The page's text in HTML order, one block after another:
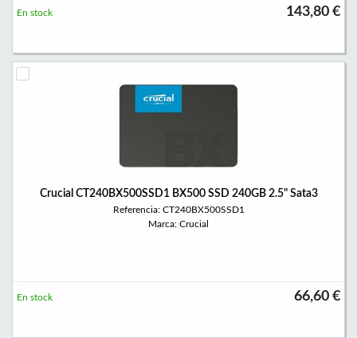
143,80 €
En stock
Crucial CT240BX500SSD1 BX500 SSD 240GB 2.5" Sata3
Referencia: CT240BX500SSD1
Marca: Crucial
66,60 €
En stock